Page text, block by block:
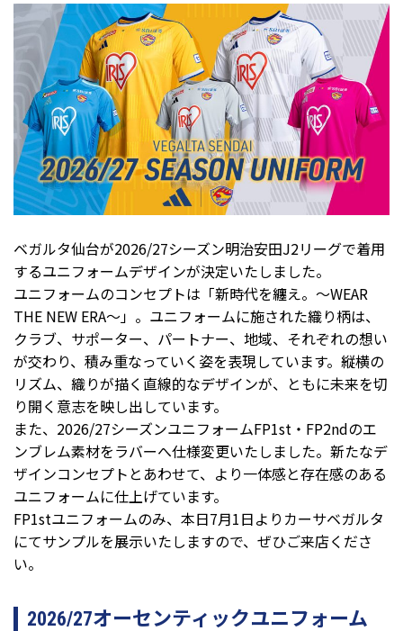
ベガルタ仙台が2026/27シーズン明治安田J2リーグで着用
するユニフォームデザインが決定いたしました。
ユニフォームのコンセプトは「新時代を纏え。～WEAR
THE NEW ERA～」。ユニフォームに施された織り柄は、
クラブ、サポーター、パートナー、地域、それぞれの想い
が交わり、積み重なっていく姿を表現しています。縦横の
リズム、織りが描く直線的なデザインが、ともに未来を切
り開く意志を映し出しています。
また、2026/27シーズンユニフォームFP1st・FP2ndのエ
ンブレム素材をラバーへ仕様変更いたしました。新たなデ
ザインコンセプトとあわせて、より一体感と存在感のある
ユニフォームに仕上げています。
FP1stユニフォームのみ、本日7月1日よりカーサベガルタ
にてサンプルを展示いたしますので、ぜひご来店くださ
い。
2026/27オーセンティックユニフォーム